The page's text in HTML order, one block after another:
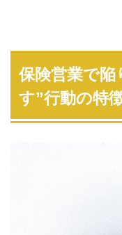
保険営業で陥
す”行動の特